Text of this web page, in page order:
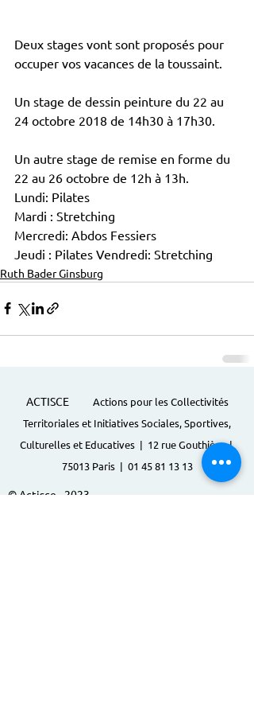
Deux stages vont sont proposés pour
occuper vos vacances de la toussaint.
Un stage de dessin peinture du 22 au
24 octobre 2018 de 14h30 à 17h30.
Un autre stage de remise en forme du
22 au 26 octobre de 12h à 13h.
Lundi: Pilates
Mardi : Stretching
Mercredi: Abdos Fessiers
Jeudi : Pilates Vendredi: Stretching
Ruth Bader Ginsburg
ACTISCE
Actions pour les Collectivités
Territoriales et Initiatives Sociales, Sportives,
Culturelles et Educatives | 12 rue Gouthière |
75013 Paris | 01 45 81 13 13
© Actisce - 2023